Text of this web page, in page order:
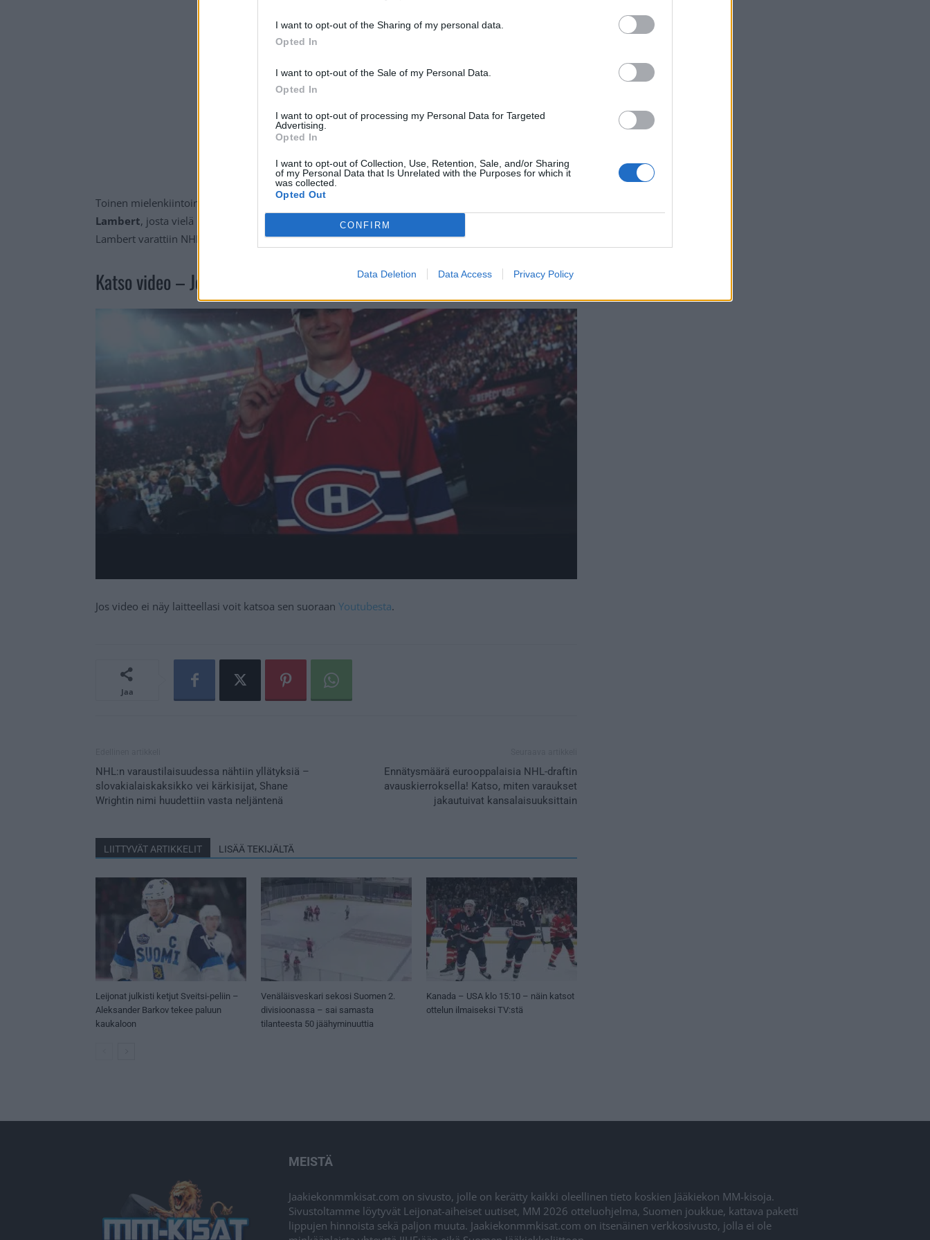
I want to opt-out of the Sharing of my personal data.
Opted In
I want to opt-out of the Sale of my Personal Data.
Opted In
I want to opt-out of processing my Personal Data for Targeted
Advertising.
Opted In
I want to opt-out of Collection, Use, Retention, Sale, and/or Sharing
of my Personal Data that Is Unrelated with the Purposes for which it
was collected.
Opted Out
CONFIRM
Data Deletion Data Access Privacy Policy
Toinen mielenkiintoinen suomalaisnimi varaustilaisuuden ensimmäisellä kierroksella oli
Lambert, josta vielä pari vuotta sitten puhuttiin koko ikäluokkansa parhaana pelaajana. Lopulta
Lambert varattiin NHL:ään numerolla 30, kun hänet varasi Winnipeg Jets.
Katso video – Joakim Kemell varataan Nashville Predatorsiin
Jos video ei näy laitteellasi voit katsoa sen suoraan Youtubesta.
Jaa
NHL:n varaustilaisuudessa nähtiin yllätyksiä –
slovakialaiskaksikko vei kärkisijat, Shane
Wrightin nimi huudettiin vasta neljäntenä
Ennätysmäärä eurooppalaisia NHL-draftin
avauskierroksella! Katso, miten varaukset
jakautuivat kansalaisuuksittain
LIITTYVÄT ARTIKKELIT LISÄÄ TEKIJÄLTÄ
Leijonat julkisti ketjut Sveitsi-peliin –
Aleksander Barkov tekee paluun
kaukaloon
Venäläisveskari sekosi Suomen 2.
divisioonassa – sai samasta
tilanteesta 50 jäähyminuuttia
Kanada – USA klo 15:10 – näin katsot
ottelun ilmaiseksi TV:stä
MEISTÄ
Jaakiekonmmkisat.com on sivusto, jolle on kerätty kaikki oleellinen tieto koskien Jääkiekon MM-kisoja.
Sivustoltamme löytyvät Leijonat-aiheiset uutiset, MM 2026 otteluohjelma, Suomen joukkue, kattava paketti
lippujen hinnoista sekä paljon muuta. Jaakiekonmmkisat.com on itsenäinen verkkosivusto, jolla ei ole